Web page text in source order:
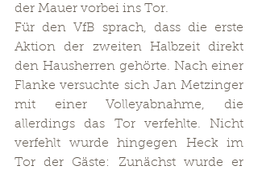
der Mauer vorbei ins Tor.
Für den VfB sprach, dass die erste
Aktion der zweiten Halbzeit direkt
den Hausherren gehörte. Nach einer
Flanke versuchte sich Jan Metzinger
mit einer Volleyabnahme, die
allerdings das Tor verfehlte. Nicht
verfehlt wurde hingegen Heck im
Tor der Gäste: Zunächst wurde er